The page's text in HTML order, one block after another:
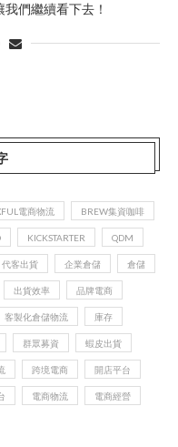
們繼續看下去！
電商物流 BREW集資咖啡
KICKSTARTER QDM
代客出貨 企業倉儲 倉儲
出貨效率 品牌電商
客製化倉儲物流 庫存
群眾募資 蝦皮出貨
跨境電商 開店平台
電商物流 電商經營